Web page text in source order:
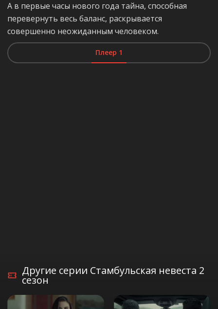
А в первые часы нового года тайна, способная
перевернуть весь баланс, раскрывается
совершенно неожиданным человеком.
Плеер 1
Другие серии Стамбульская невеста 2
сезон